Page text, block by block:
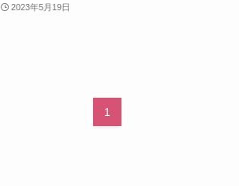
2023年5月19日
1